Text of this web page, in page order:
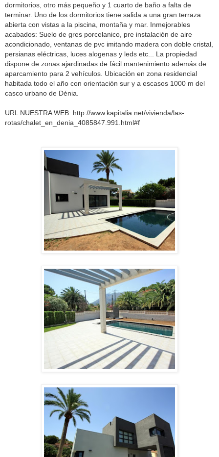
dormitorios, otro más pequeño y 1 cuarto de baño a falta de
terminar. Uno de los dormitorios tiene salida a una gran terraza
abierta con vistas a la piscina, montaña y mar. Inmejorables
acabados: Suelo de gres porcelanico, pre instalación de aire
acondicionado, ventanas de pvc imitando madera con doble cristal,
persianas eléctricas, luces alogenas y leds etc... La propiedad
dispone de zonas ajardinadas de fácil mantenimiento además de
aparcamiento para 2 vehículos. Ubicación en zona residencial
habitada todo el año con orientación sur y a escasos 1000 m del
casco urbano de Dénia.
URL NUESTRA WEB: http://www.kapitalia.net/vivienda/las-
rotas/chalet_en_denia_4085847.991.html#f